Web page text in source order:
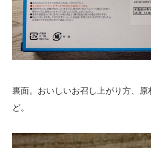
裏面。おいしいお召し上がり方、
ど。